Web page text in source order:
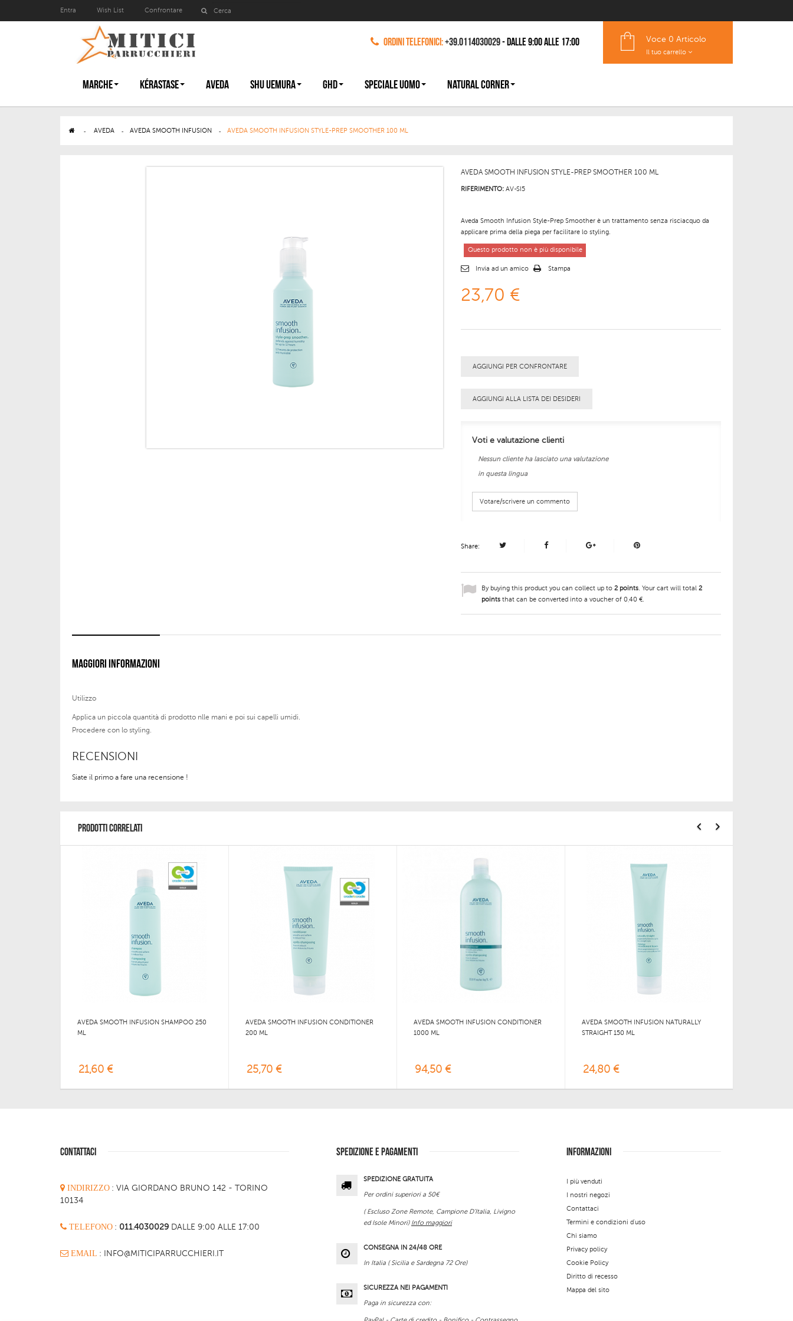
Entra Wish List Confrontare
Ordini Telefonici:+39.0114030029- dalle 9:00 alle 17:00 Voce 0 Articolo
Il tuo carrello
MARCHE KÉRASTASE AVEDA SHU UEMURA GHD SPECIALE UOMO NATURAL CORNER
> AVEDA > AVEDA SMOOTH INFUSION > AVEDA SMOOTH INFUSION STYLE-PREP SMOOTHER 100 ML
AVEDA SMOOTH INFUSION STYLE-PREP SMOOTHER 100 ML
RIFERIMENTO: AV-SI5
Aveda Smooth Infusion Style-Prep Smoother è untrattamento senza risciacquo da
applicare prima della piega per facilitare lo styling.
Questo prodotto non è più disponibile
Invia ad un amico Stampa
23,70 €
AGGIUNGI PER CONFRONTARE
AGGIUNGI ALLA LISTA DEI DESIDERI
Voti e valutazione clienti
Nessun cliente ha lasciato una valutazione
in questa lingua
Votare/scrivere un commento
Share:
By buying this product you can collect up to2 points. Your cart will total2
points that can be converted into a voucher of0,40 €.
MAGGIORI INFORMAZIONI
Utilizzo
Applica un piccola quantità di prodotto nlle mani e poi sui capelli umidi.
Procedere con lo styling.
RECENSIONI
Siate il primo a fare una recensione !
PRODOTTI CORRELATI
AVEDA SMOOTH INFUSION SHAMPOO 250
ML
21,60 €
AVEDA SMOOTH INFUSION CONDITIONER
200 ML
25,70 €
AVEDA SMOOTH INFUSION CONDITIONER
1000 ML
94,50 €
AVEDA SMOOTH INFUSION NATURALLY
STRAIGHT 150 ML
24,80 €
CONTATTACI
INDIRIZZO : VIA GIORDANO BRUNO 142 - TORINO
10134
TELEFONO : 011.4030029 DALLE 9:00 ALLE 17:00
EMAIL : INFO@MITICIPARRUCCHIERI.IT
SPEDIZIONE E PAGAMENTI
SPEDIZIONE GRATUITA
Per ordini superiori a 50€
( Escluso Zone Remote, Campione D'Italia, Livigno
ed Isole Minori) Info maggiori
CONSEGNA IN 24/48 ORE
In Italia ( Sicilia e Sardegna 72 Ore)
SICUREZZA NEI PAGAMENTI
Paga in sicurezza con:
INFORMAZIONI
I più venduti
I nostri negozi
Contattaci
Termini e condizioni d'uso
Chi siamo
Privacy policy
Cookie Policy
Diritto di recesso
Mappa del sito